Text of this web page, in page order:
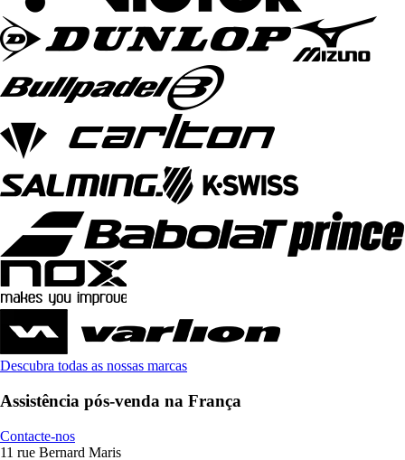
Descubra todas as nossas marcas
Assistência pós-venda na França
Contacte-nos
11 rue Bernard Maris